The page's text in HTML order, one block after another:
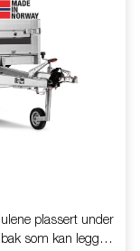
plassert under
som kan legges